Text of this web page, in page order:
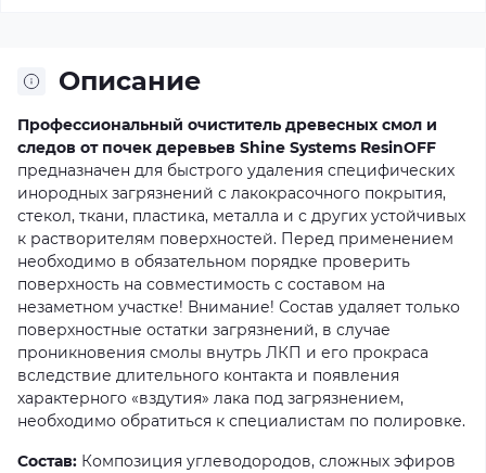
Описание
Профессиональный очиститель древесных смол и
следов от почек деревьев Shine Systems ResinOFF
предназначен для быстрого удаления специфических
инородных загрязнений с лакокрасочного покрытия,
стекол, ткани, пластика, металла и с других устойчивых
к растворителям поверхностей. Перед применением
необходимо в обязательном порядке проверить
поверхность на совместимость с составом на
незаметном участке! Внимание! Состав удаляет только
поверхностные остатки загрязнений, в случае
проникновения смолы внутрь ЛКП и его прокраса
вследствие длительного контакта и появления
характерного «вздутия» лака под загрязнением,
необходимо обратиться к специалистам по полировке.
Состав: Композиция углеводородов, сложных эфиров